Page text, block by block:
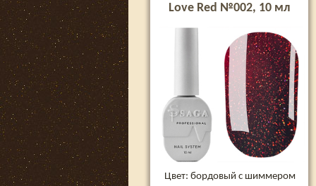
Love Red №002, 10 мл
Цвет: бордовый с шиммером